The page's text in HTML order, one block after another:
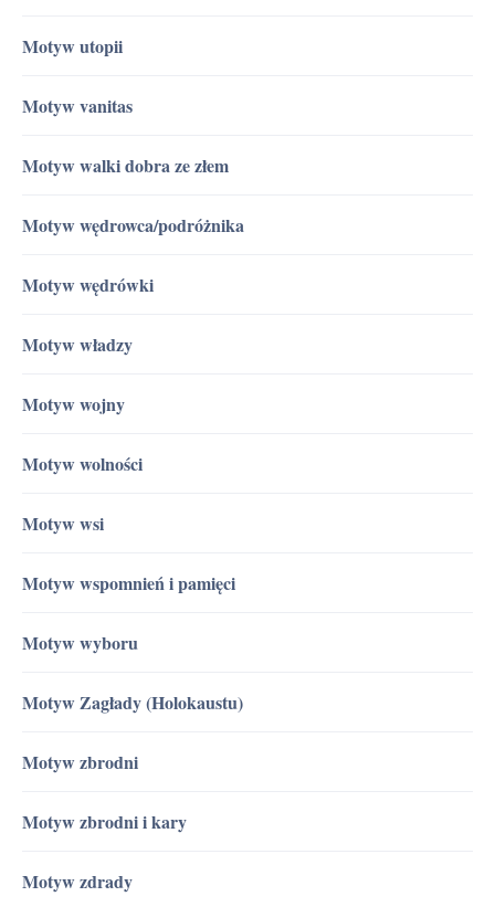
Motyw utopii
Motyw vanitas
Motyw walki dobra ze złem
Motyw wędrowca/podróżnika
Motyw wędrówki
Motyw władzy
Motyw wojny
Motyw wolności
Motyw wsi
Motyw wspomnień i pamięci
Motyw wyboru
Motyw Zagłady (Holokaustu)
Motyw zbrodni
Motyw zbrodni i kary
Motyw zdrady